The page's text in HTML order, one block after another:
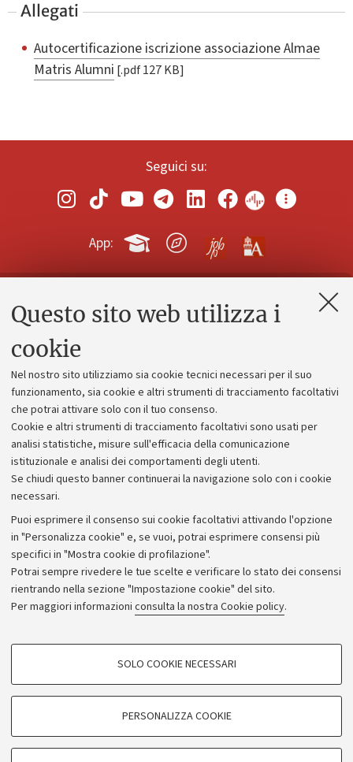
Questo sito web utilizza i
cookie
Nel nostro sito utilizziamo sia cookie tecnici necessari per il suo
funzionamento, sia cookie e altri strumenti di tracciamento facoltativi
che potrai attivare solo con il tuo consenso.
Cookie e altri strumenti di tracciamento facoltativi sono usati per
analisi statistiche, misure sull'efficacia della comunicazione
istituzionale e analisi dei comportamenti degli utenti.
Se chiudi questo banner continuerai la navigazione solo con i cookie
necessari.
Puoi esprimere il consenso sui cookie facoltativi attivando l'opzione
in "Personalizza cookie" e, se vuoi, potrai esprimere consensi più
specifici in "Mostra cookie di profilazione".
Potrai sempre rivedere le tue scelte e verificare lo stato dei consensi
rientrando nella sezione "Impostazione cookie" del sito.
Per maggiori informazioni consulta la nostra Cookie policy.
COOKIE DI PROFILAZIONE - FACOLTATIVI
SOLO COOKIE NECESSARI
PERSONALIZZA COOKIE
Allegati
Autocertificazione iscrizione associazione Almae
Matris Alumni [.pdf 127 KB]
Seguici su:
App:
Contatti e PEC
Alumni community
Piano strategico
Bilanci
Donazioni e 5x1000
Bandi, gare e concorsi
Albo online
Amministrazione trasparente
Atti di notifica
Informazioni sul sito e accessibilità
Dichiarazione di accessibilità
Privacy e note legali
Impostazioni Cookie
©Copyright 2026 - ALMA MATER STUDIORUM - Università di